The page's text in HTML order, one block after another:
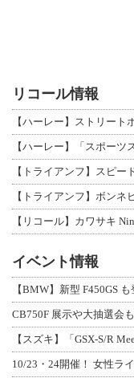
リコール情報
【ハーレー】ストリー
【トライアンフ】スピ
【リコール】カワサキ
イベント情報
【BMW】新型 F450GS
CB750F 展示や大抽選会
【スズキ】「GSX-S/R
10/23・24開催！ 女性ラ